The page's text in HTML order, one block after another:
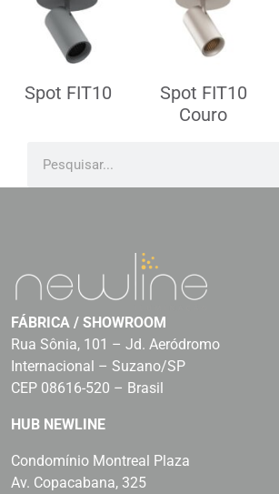
Spot FIT10
Spot FIT10
Couro
FÁBRICA / SHOWROOM
Rua Sônia, 101 – Jd. Aeródromo
Internacional – Suzano/SP
CEP 08616-520 – Brasil
HUB NEWLINE
Condomínio Montreal Plaza
Av. Copacabana, 325